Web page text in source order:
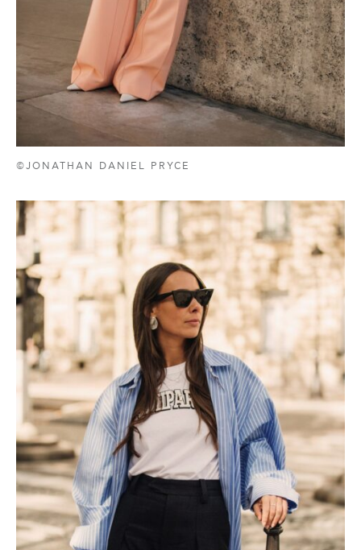
©JONATHAN DANIEL PRYCE